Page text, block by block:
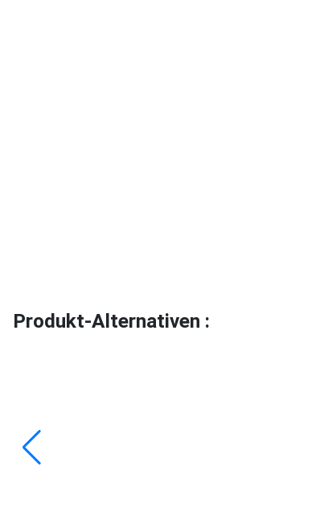
Produkt-Alternativen :